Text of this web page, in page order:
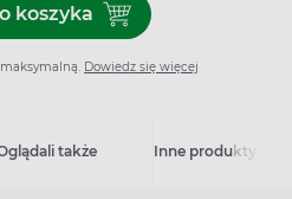
koszyka
Dodaj do koszyka
Dowiedz się więcej
także Inne produkty z